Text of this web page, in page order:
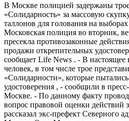
В Москве полицией задержаны
«Солидарность» за массовую
таллонов для голования на
Московская полиция во вторник,
пресекла противозаконные
продажи открепительных
сообщает Life News . - В настоящее
человек, в том числе трое
«Солидарности», которые
удостоверения , - сообщили в
Москве. - По данному факту
вопрос правовой оценки действий
рассказал экс-префект Северного